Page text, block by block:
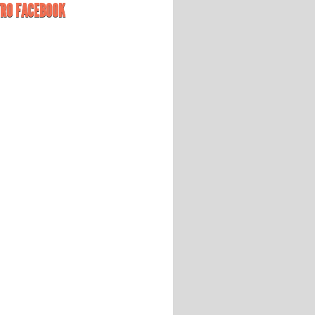
FACEBOOK